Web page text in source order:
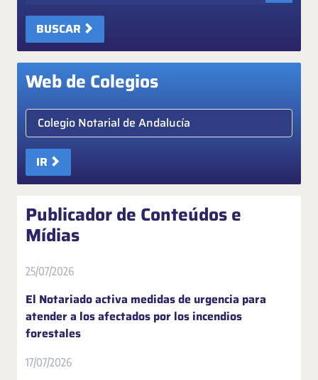
BUSCAR
Web de Colegios
Elige colegio notarial
IR
Publicador de Conteúdos e
Mídias
25/07/2026
El Notariado activa medidas de urgencia para
atender a los afectados por los incendios
forestales
17/07/2026